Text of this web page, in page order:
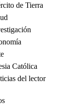
de Tierra
Católica
del lector